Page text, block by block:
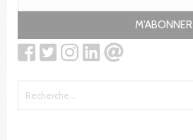
M'ABONNER